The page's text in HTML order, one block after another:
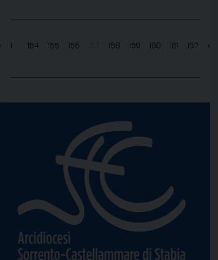
1 154 155 156 158 159 160 161 162 »